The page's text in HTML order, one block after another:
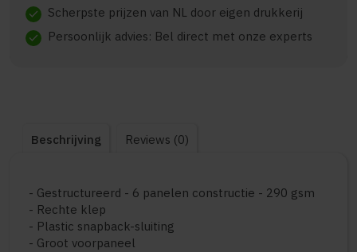
check Scherpste prijzen van NL door eigen drukkerij
check Persoonlijk advies: Bel direct met onze experts
Beschrijving Reviews (0)
- Gestructureerd - 6 panelen constructie - 290 gsm
- Rechte klep
- Plastic snapback-sluiting
- Groot voorpaneel